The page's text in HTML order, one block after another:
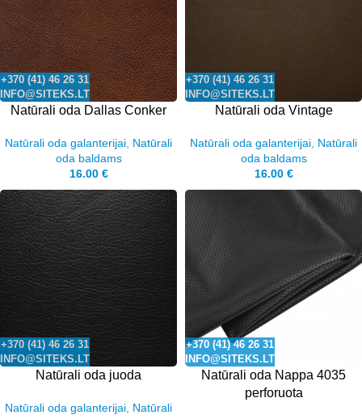
+370 (41) 46 26 31
INFO@SITEKS.LT
Natūrali oda Dallas Conker
Natūrali oda galanterijai Natūrali
oda baldams
16.00 €
+370 (41) 46 26 31
INFO@SITEKS.LT
Natūrali oda Vintage
Natūrali oda galanterijai Natūrali
oda baldams
16.00 €
+370 (41) 46 26 31
INFO@SITEKS.LT
Natūrali oda juoda
Natūrali oda galanterijai Natūrali
+370 (41) 46 26 31
INFO@SITEKS.LT
Natūrali oda Nappa 4035
perforuota